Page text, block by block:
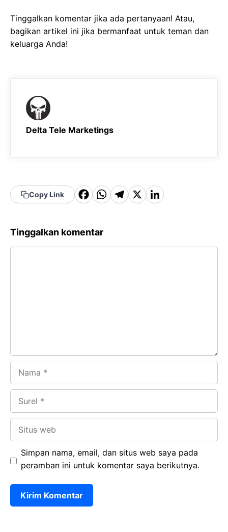
Tinggalkan komentar jika ada pertanyaan! Atau,
bagikan artikel ini jika bermanfaat untuk teman dan
keluarga Anda!
Delta Tele Marketings
Copy Link
F
c
e
W
a
t
T
g
X Li
e
Tinggalkan komentar
Simpan nama, email, dan situs web saya pada
peramban ini untuk komentar saya berikutnya.